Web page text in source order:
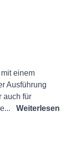
einem
Ausführung
auch für
Weiterlesen